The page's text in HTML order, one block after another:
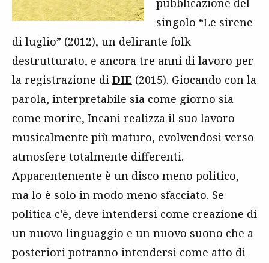
singolo “Le sirene
di luglio” (2012), un delirante folk
destrutturato, e ancora tre anni di lavoro per
la registrazione di DIE (2015). Giocando con la
parola, interpretabile sia come giorno sia
come morire, Incani realizza il suo lavoro
musicalmente più maturo, evolvendosi verso
atmosfere totalmente differenti.
Apparentemente è un disco meno politico,
ma lo è solo in modo meno sfacciato. Se
politica c’è, deve intendersi come creazione di
un nuovo linguaggio e un nuovo suono che a
posteriori potranno intendersi come atto di